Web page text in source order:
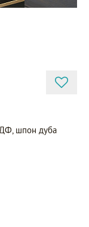
шпон дуба